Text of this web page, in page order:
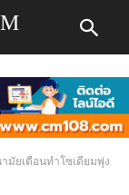
มัยเตือนทำโซเดียมพุ่ง